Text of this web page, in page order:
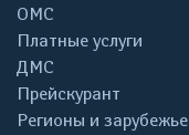
ОМС
Платные услуги
ДМС
Прейскурант
Регионы и зарубежье